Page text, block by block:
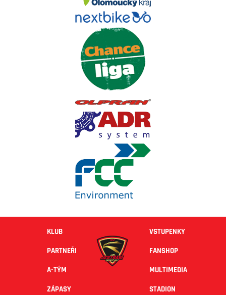
KLUB
PARTNEŘI
A-TÝM
ZÁPASY
VSTUPENKY
FANSHOP
MULTIMEDIA
STADION